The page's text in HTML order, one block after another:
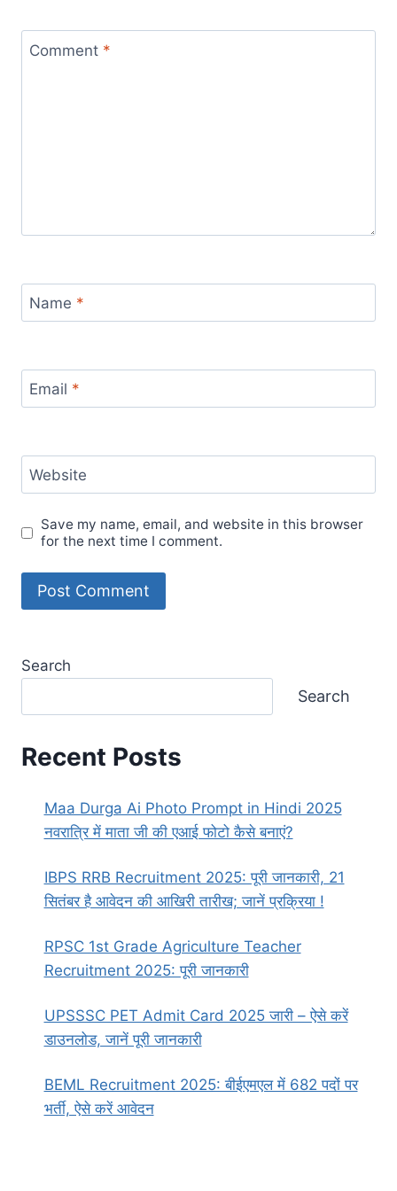
Comment *
Name *
Email *
Website
Save my name, email, and website in this browser
for the next time I comment.
Search
Search
Recent Posts
Maa Durga Ai Photo Prompt in Hindi 2025
नवरात्रि में माता जी की एआई फोटो कैसे बनाएं?
IBPS RRB Recruitment 2025: पूरी जानकारी, 21
सितंबर है आवेदन की आखिरी तारीख; जानें प्रक्रिया !
RPSC 1st Grade Agriculture Teacher
Recruitment 2025: पूरी जानकारी
UPSSSC PET Admit Card 2025 जारी – ऐसे करें
डाउनलोड, जानें पूरी जानकारी
BEML Recruitment 2025: बीईएमएल में 682 पदों पर
भर्ती, ऐसे करें आवेदन